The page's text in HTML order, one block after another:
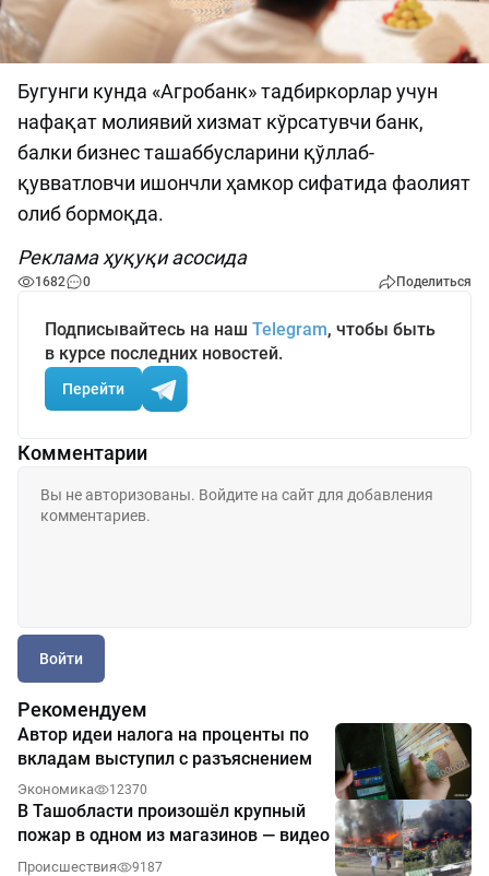
Бугунги кунда «Агробанк» тадбиркорлар учун
нафақат молиявий хизмат кўрсатувчи банк,
балки бизнес ташаббусларини қўллаб-
қувватловчи ишончли ҳамкор сифатида фаолият
олиб бормоқда.
Реклама ҳуқуқи асосида
1682 0 Поделиться
Подписывайтесь на наш Telegram, чтобы быть
в курсе последних новостей.
Перейти
Комментарии
Войти
Рекомендуем
Автор идеи налога на проценты по
вкладам выступил с разъяснением
Экономика 12370
В Ташобласти произошёл крупный
пожар в одном из магазинов — видео
Происшествия 9187